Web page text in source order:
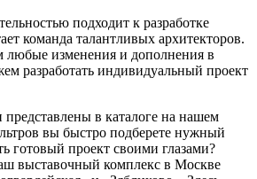
подходит к разработке
команда талантливых архитекторов.
изменения и дополнения в
разработать индивидуальный проект
в каталоге на нашем
вы быстро подберете нужный
готовый проект своими глазами?
выставочный комплекс в Москве